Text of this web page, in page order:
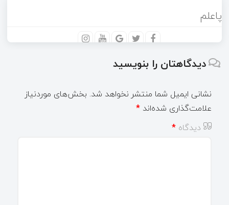
پاعلم
دیدگاهتان را بنویسید
نشانی ایمیل شما منتشر نخواهد شد. بخش‌های موردنیاز
علامت‌گذاری شده‌اند *
دیدگاه *